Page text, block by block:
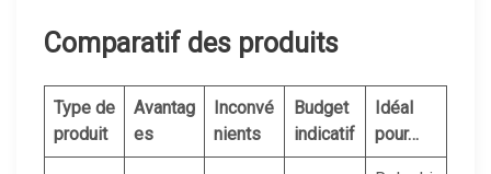
Comparatif des produits
Type de
produit
Avantag
es
Inconvé
nients
Budget
indicatif
Idéal
pour…